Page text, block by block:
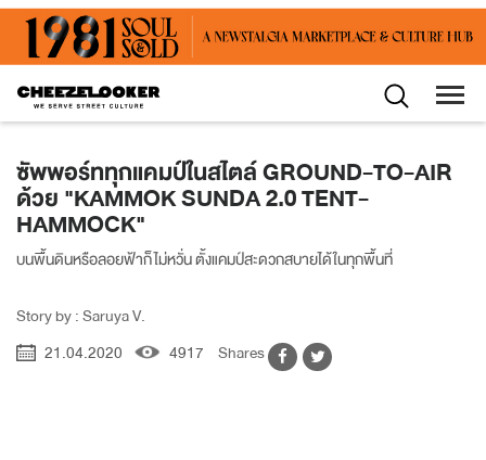
ซัพพอร์ททุกแคมป์ในสไตล์ GROUND-TO-AIR
ด้วย "KAMMOK SUNDA 2.0 TENT-
HAMMOCK"
บนพื้นดินหรือลอยฟ้าก็ไม่หวั่น ตั้งแคมป์สะดวกสบายได้ในทุกพื้นที่
Story by : Saruya V.
21.04.2020
4917 Shares